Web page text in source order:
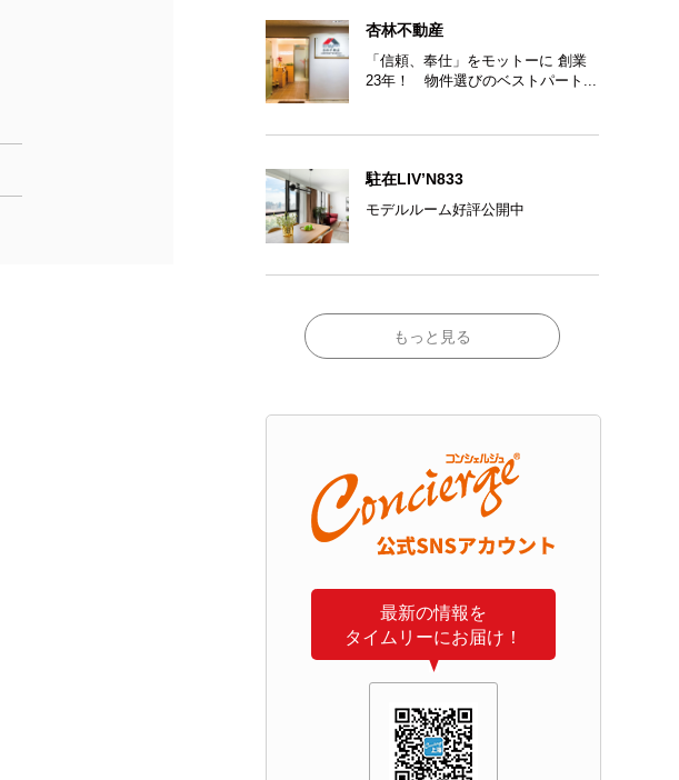
杏林不動産
「信頼、奉仕」をモットーに 創業
23年！ 物件選びのベストパート...
駐在LIV’N833
モデルルーム好評公開中
もっと見る
最新の情報を
タイムリーにお届け！